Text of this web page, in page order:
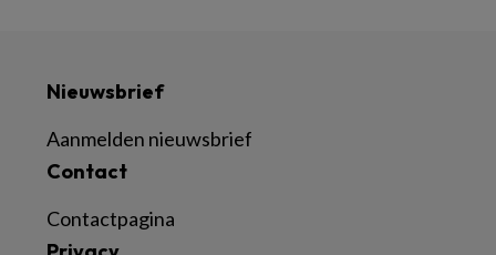
Nieuwsbrief
Aanmelden nieuwsbrief
Contact
Contactpagina